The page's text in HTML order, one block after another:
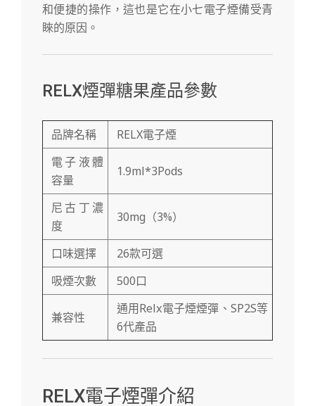
和便捷的操作，這也是它在小七電子煙備受青
睞的原因。
RELX煙彈糖果產品參數
品牌名稱
RELX電子煙
電子液體
容量
1.9ml*3Pods
尼古丁濃
度
30mg（3%）
口味選擇
26款可選
吸煙次數
500口
兼容性
通用Relx電子煙煙彈、SP2S等
6代產品
RELX電子煙彈介紹